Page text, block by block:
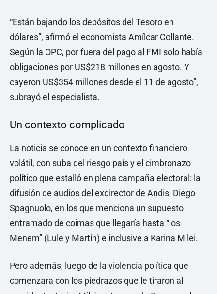
“Están bajando los depósitos del Tesoro en
dólares”, afirmó el economista Amílcar Collante.
Según la OPC, por fuera del pago al FMI solo había
obligaciones por US$218 millones en agosto. Y
cayeron US$354 millones desde el 11 de agosto”,
subrayó el especialista.
Un contexto complicado
La noticia se conoce en un contexto financiero
volátil, con suba del riesgo país y el cimbronazo
político que estalló en plena campaña electoral: la
difusión de audios del exdirector de Andis, Diego
Spagnuolo, en los que menciona un supuesto
entramado de coimas que llegaría hasta “los
Menem” (Lule y Martín) e inclusive a Karina Milei.
Pero además, luego de la violencia política que
comenzara con los piedrazos que le tiraron al